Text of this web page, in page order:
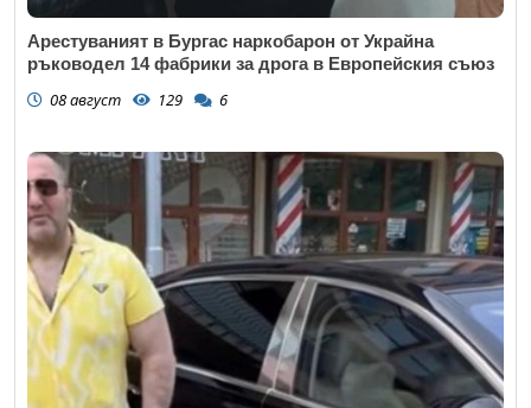
Арестуваният в Бургас наркобарон от Украйна
ръководел 14 фабрики за дрога в Европейския съюз
08 август 129 6